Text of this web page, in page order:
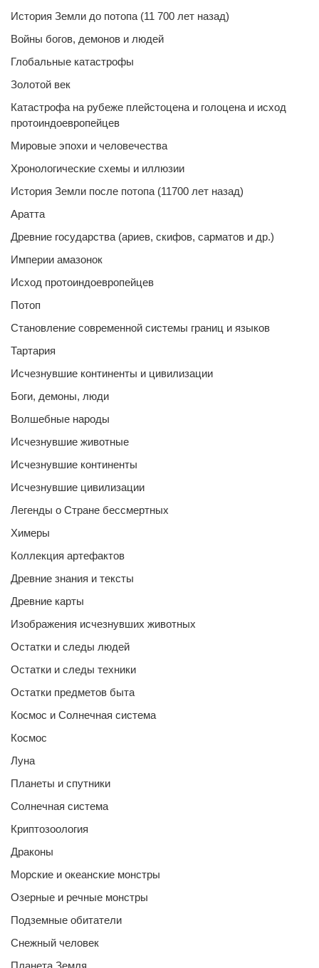
История Земли до потопа (11 700 лет назад)
Войны богов, демонов и людей
Глобальные катастрофы
Золотой век
Катастрофа на рубеже плейстоцена и голоцена и исход
протоиндоевропейцев
Мировые эпохи и человечества
Хронологические схемы и иллюзии
История Земли после потопа (11700 лет назад)
Аратта
Древние государства (ариев, скифов, сарматов и др.)
Империи амазонок
Исход протоиндоевропейцев
Потоп
Становление современной системы границ и языков
Тартария
Исчезнувшие континенты и цивилизации
Боги, демоны, люди
Волшебные народы
Исчезнувшие животные
Исчезнувшие континенты
Исчезнувшие цивилизации
Легенды о Стране бессмертных
Химеры
Коллекция артефактов
Древние знания и тексты
Древние карты
Изображения исчезнувших животных
Остатки и следы людей
Остатки и следы техники
Остатки предметов быта
Космос и Солнечная система
Космос
Луна
Планеты и спутники
Солнечная система
Криптозоология
Драконы
Морские и океанские монстры
Озерные и речные монстры
Подземные обитатели
Снежный человек
Планета Земля